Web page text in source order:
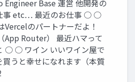
Engineer Base 運営 他開発の
事 etc… 最近のお仕事 ○ ○
のパートナーだよ！
App Router） 最近ハマって
○ ○ ワイン いいワイン屋で
買うと幸せになれます（本質